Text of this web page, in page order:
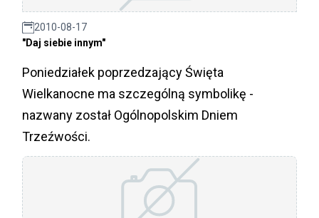
2010-08-17
"Daj siebie innym"
Poniedziałek poprzedzający Święta
Wielkanocne ma szczególną symbolikę -
nazwany został Ogólnopolskim Dniem
Trzeźwości.